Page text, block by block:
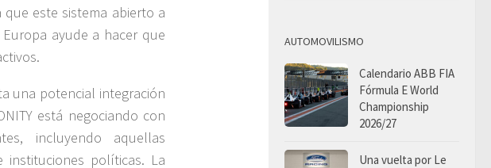
este sistema abierto a
ayude a hacer que
una potencial integración
está negociando con
incluyendo aquellas
instituciones políticas. La
AUTOMOVILISMO
Calendario ABB FIA
Fórmula E World
Championship
2026/27
Una vuelta por Le